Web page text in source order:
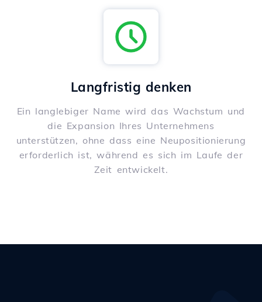
Langfristig denken
Ein langlebiger Name wird das Wachstum und
die Expansion Ihres Unternehmens
unterstützen, ohne dass eine Neupositionierung
erforderlich ist, während es sich im Laufe der
Zeit entwickelt.